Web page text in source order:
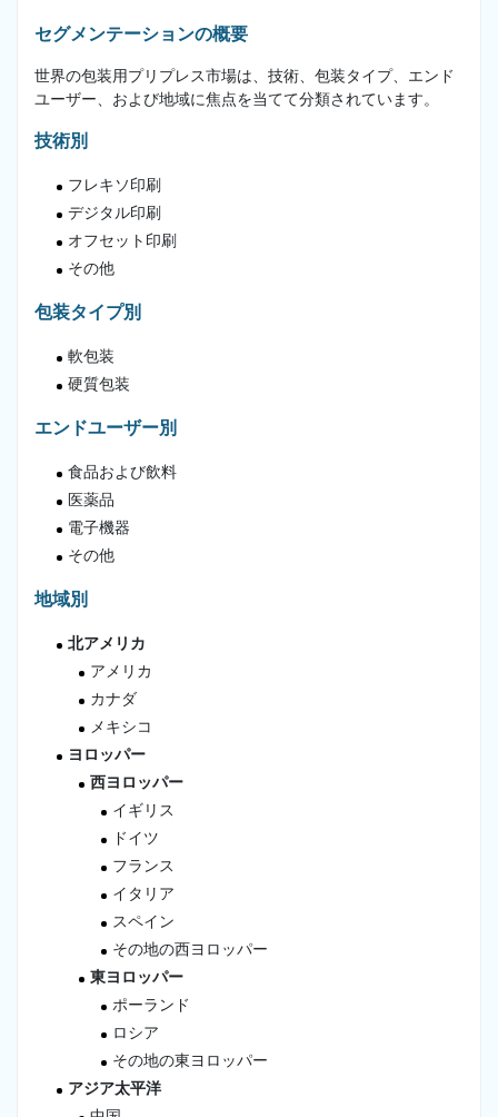
セグメンテーションの概要
世界の包装用プリプレス市場は、技術、包装タイプ、エンド
ユーザー、および地域に焦点を当てて分類されています。
技術別
フレキソ印刷
デジタル印刷
オフセット印刷
その他
包装タイプ別
軟包装
硬質包装
エンドユーザー別
食品および飲料
医薬品
電子機器
その他
地域別
北アメリカ
アメリカ
カナダ
メキシコ
ヨロッパー
西ヨロッパー
イギリス
ドイツ
フランス
イタリア
スペイン
その地の西ヨロッパー
東ヨロッパー
ポーランド
ロシア
その地の東ヨロッパー
アジア太平洋